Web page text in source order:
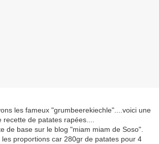
les fameux "grumbeerekiechle"....voici une
de patates rapées....
de base sur le blog "miam miam de Soso".
proportions car 280gr de patates pour 4